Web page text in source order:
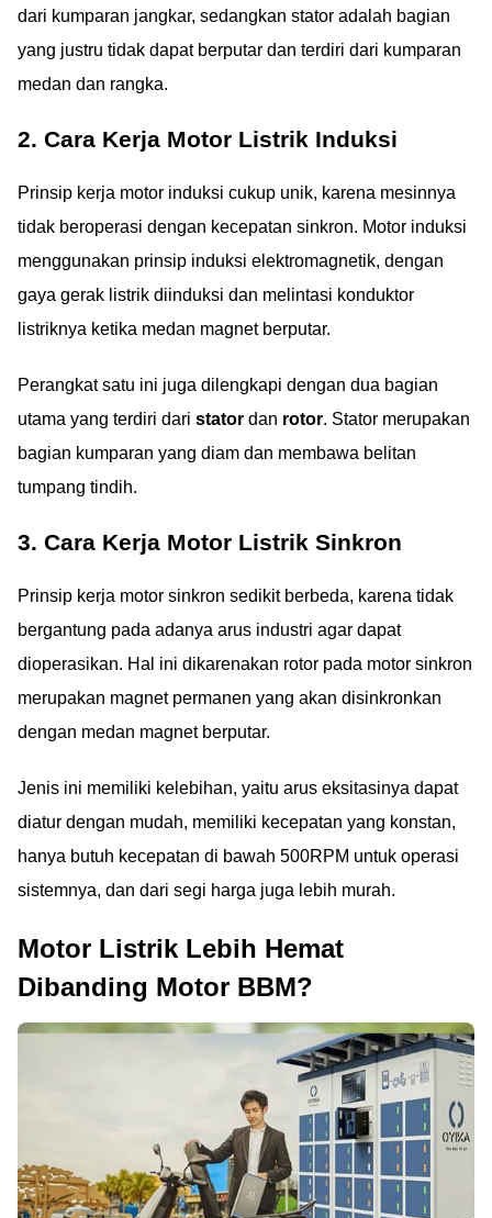
dari kumparan jangkar, sedangkan stator adalah bagian
yang justru tidak dapat berputar dan terdiri dari kumparan
medan dan rangka.
2. Cara Kerja Motor Listrik Induksi
Prinsip kerja motor induksi cukup unik, karena mesinnya
tidak beroperasi dengan kecepatan sinkron. Motor induksi
menggunakan prinsip induksi elektromagnetik, dengan
gaya gerak listrik diinduksi dan melintasi konduktor
listriknya ketika medan magnet berputar.
Perangkat satu ini juga dilengkapi dengan dua bagian
utama yang terdiri dari stator dan rotor. Stator merupakan
bagian kumparan yang diam dan membawa belitan
tumpang tindih.
3. Cara Kerja Motor Listrik Sinkron
Prinsip kerja motor sinkron sedikit berbeda, karena tidak
bergantung pada adanya arus industri agar dapat
dioperasikan. Hal ini dikarenakan rotor pada motor sinkron
merupakan magnet permanen yang akan disinkronkan
dengan medan magnet berputar.
Jenis ini memiliki kelebihan, yaitu arus eksitasinya dapat
diatur dengan mudah, memiliki kecepatan yang konstan,
hanya butuh kecepatan di bawah 500RPM untuk operasi
sistemnya, dan dari segi harga juga lebih murah.
Motor Listrik Lebih Hemat
Dibanding Motor BBM?